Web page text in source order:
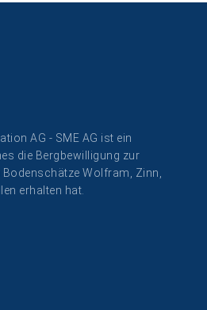
AG - SME AG ist ein
die Bergbewilligung zur
Wolfram, Zinn,
erhalten hat.